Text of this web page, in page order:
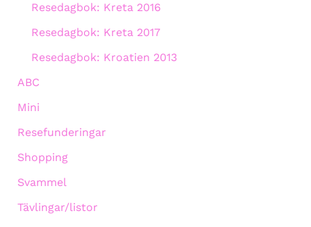
Resedagbok: Kreta 2016
Resedagbok: Kreta 2017
Resedagbok: Kroatien 2013
ABC
Mini
Resefunderingar
Shopping
Svammel
Tävlingar/listor